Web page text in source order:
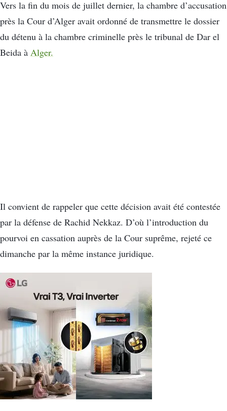
Vers la fin du mois de juillet dernier, la chambre d’accusation
près la Cour d’Alger avait ordonné de transmettre le dossier
du détenu à la chambre criminelle près le tribunal de Dar el
Beida à Alger.
Il convient de rappeler que cette décision avait été contestée
par la défense de Rachid Nekkaz. D’où l’introduction du
pourvoi en cassation auprès de la Cour suprême, rejeté ce
dimanche par la même instance juridique.